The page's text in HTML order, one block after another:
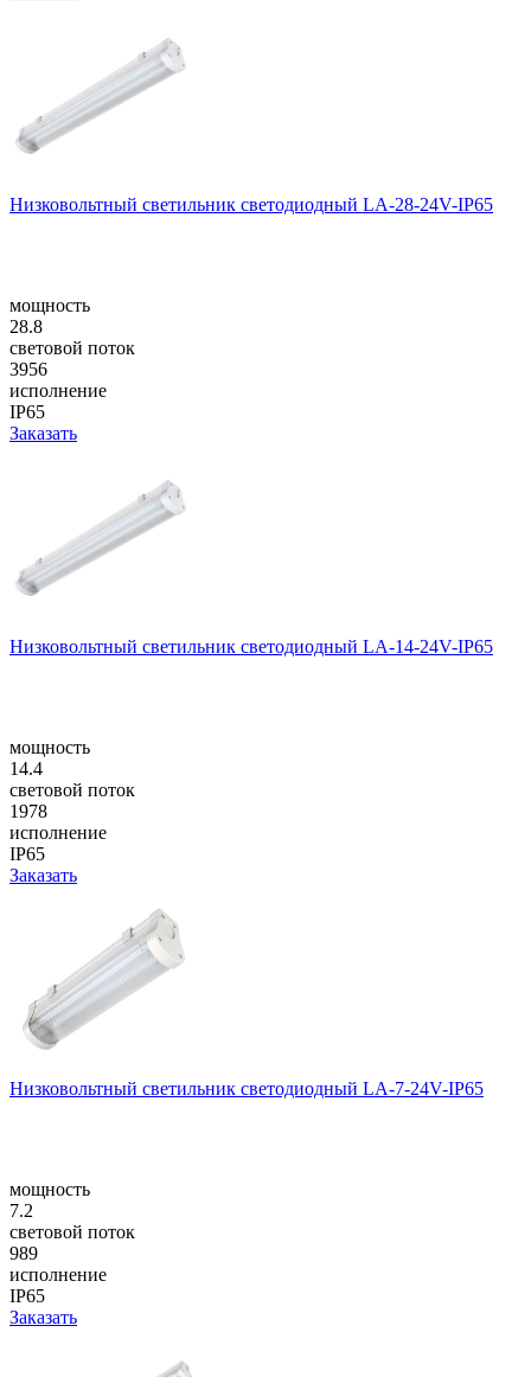
Низковольтный светильник светодиодный LA-28-24V-IP65
мощность
28.8
световой поток
3956
исполнение
IP65
Заказать
Низковольтный светильник светодиодный LA-14-24V-IP65
мощность
14.4
световой поток
1978
исполнение
IP65
Заказать
Низковольтный светильник светодиодный LA-7-24V-IP65
мощность
7.2
световой поток
989
исполнение
IP65
Заказать